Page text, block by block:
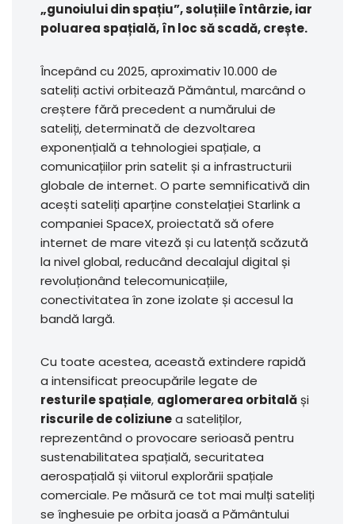
„gunoiului din spațiu”, soluțiile întârzie, iar
poluarea spațială, în loc să scadă, crește.
Începând cu 2025, aproximativ 10.000 de
sateliți activi orbitează Pământul, marcând o
creștere fără precedent a numărului de
sateliți, determinată de dezvoltarea
exponențială a tehnologiei spațiale, a
comunicațiilor prin satelit și a infrastructurii
globale de internet. O parte semnificativă din
acești sateliți aparține constelației Starlink a
companiei SpaceX, proiectată să ofere
internet de mare viteză și cu latență scăzută
la nivel global, reducând decalajul digital și
revoluționând telecomunicațiile,
conectivitatea în zone izolate și accesul la
bandă largă.
Cu toate acestea, această extindere rapidă
a intensificat preocupările legate de
resturile spațiale, aglomerarea orbitală și
riscurile de coliziunea sateliților,
reprezentând o provocare serioasă pentru
sustenabilitatea spațială, securitatea
aerospațială și viitorul explorării spațiale
comerciale. Pe măsură ce tot mai mulți sateliți
se înghesuie pe orbita joasă a Pământului